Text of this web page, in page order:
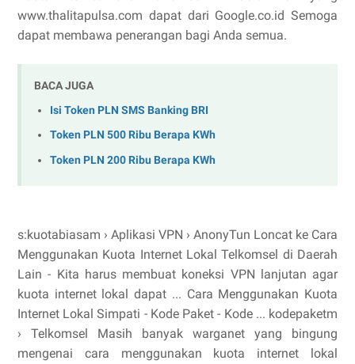
www.thalitapulsa.com dapat dari Google.co.id Semoga
dapat membawa penerangan bagi Anda semua.
BACA JUGA
Isi Token PLN SMS Banking BRI
Token PLN 500 Ribu Berapa KWh
Token PLN 200 Ribu Berapa KWh
s:kuotabiasam › Aplikasi VPN › AnonyTun Loncat ke Cara
Menggunakan Kuota Internet Lokal Telkomsel di Daerah
Lain - Kita harus membuat koneksi VPN lanjutan agar
kuota internet lokal dapat ... Cara Menggunakan Kuota
Internet Lokal Simpati - Kode Paket - Kode ... kodepaketm
› Telkomsel Masih banyak warganet yang bingung
mengenai cara menggunakan kuota internet lokal